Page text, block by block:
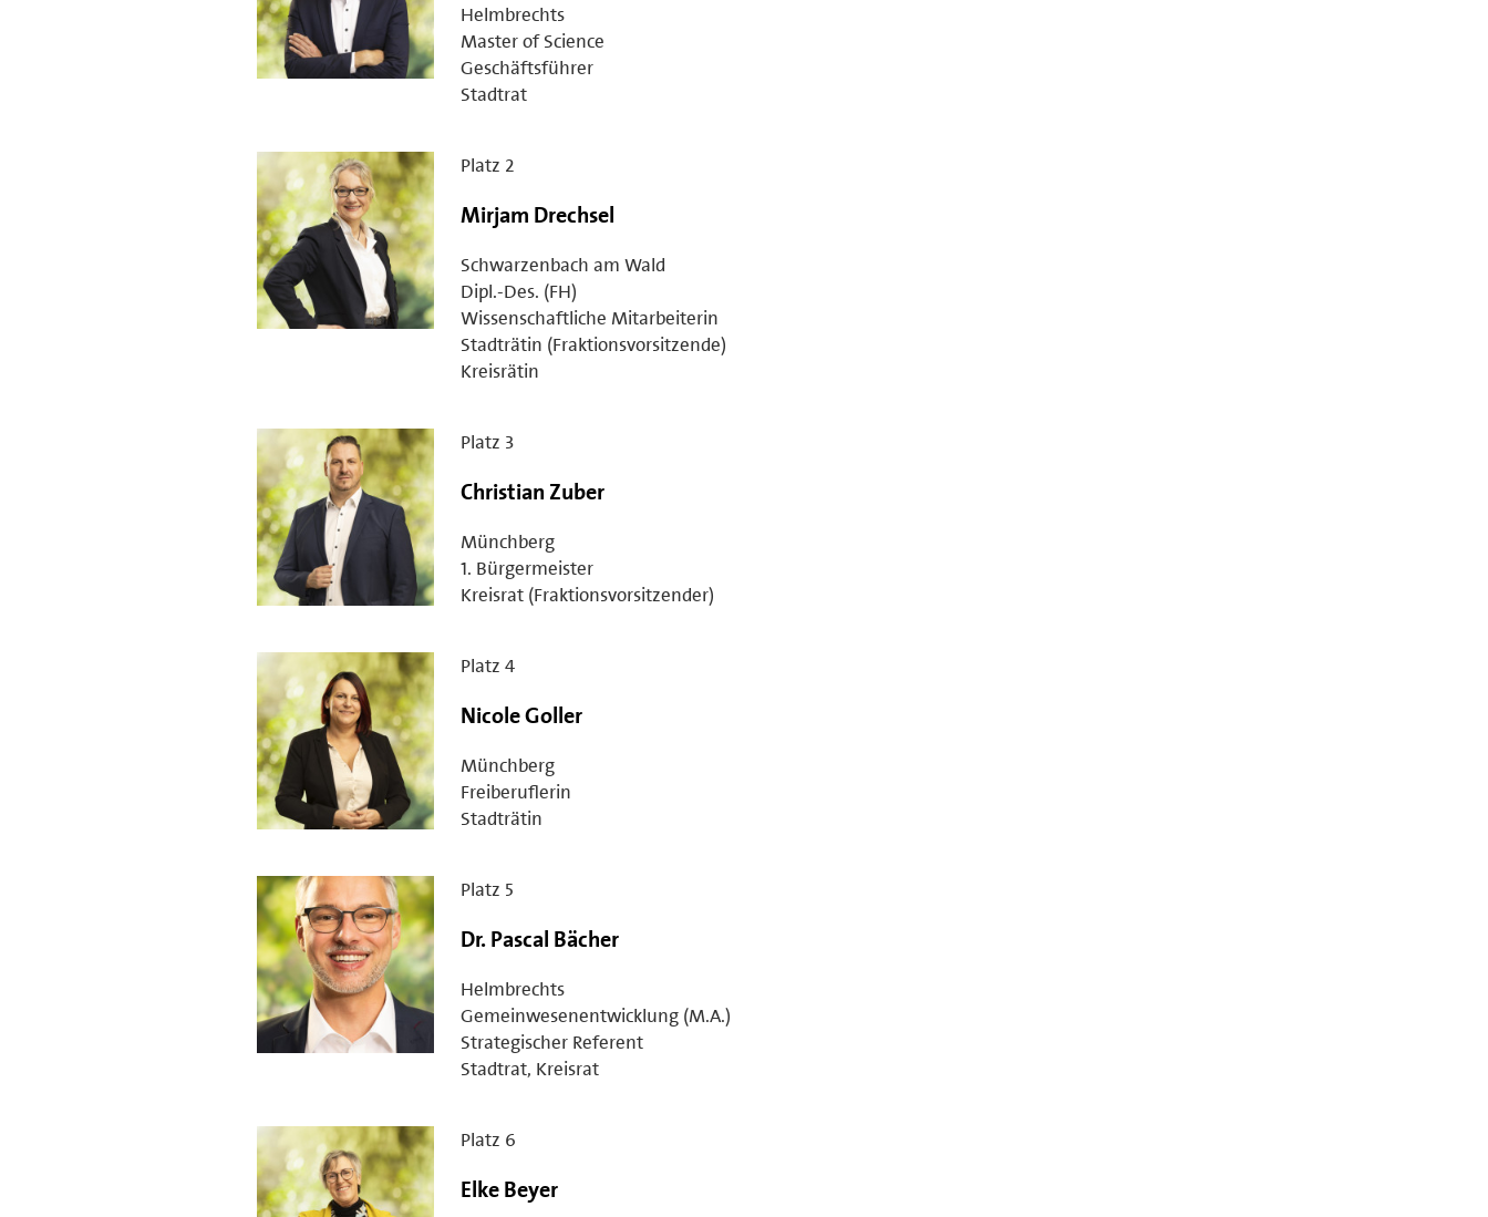
Helmbrechts
Master of Science
Geschäftsführer
Stadtrat
Platz 2
Mirjam Drechsel
Schwarzenbach am Wald
Dipl.-Des. (FH)
Wissenschaftliche Mitarbeiterin
Stadträtin (Fraktionsvorsitzende)
Kreisrätin
Platz 3
Christian Zuber
Münchberg
1. Bürgermeister
Kreisrat (Fraktionsvorsitzender)
Platz 4
Nicole Goller
Münchberg
Freiberuflerin
Stadträtin
Platz 5
Dr. Pascal Bächer
Helmbrechts
Gemeinwesenentwicklung (M.A.)
Strategischer Referent
Stadtrat, Kreisrat
Platz 6
Elke Beyer